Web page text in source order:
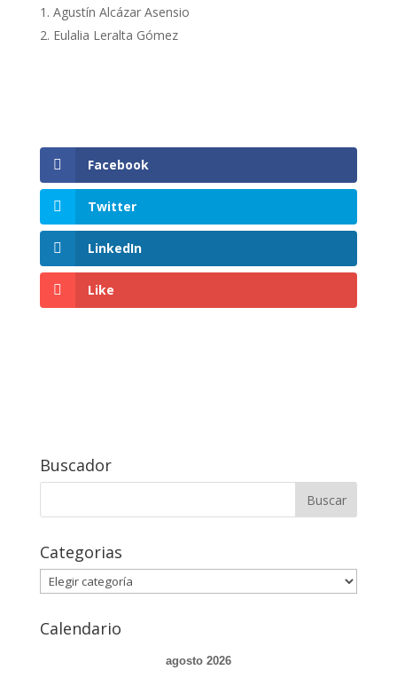
Agustín Alcázar Asensio
Eulalia Leralta Gómez
Facebook
Twitter
LinkedIn
Like
Buscador
Categorias
Categorias
Calendario
agosto 2026